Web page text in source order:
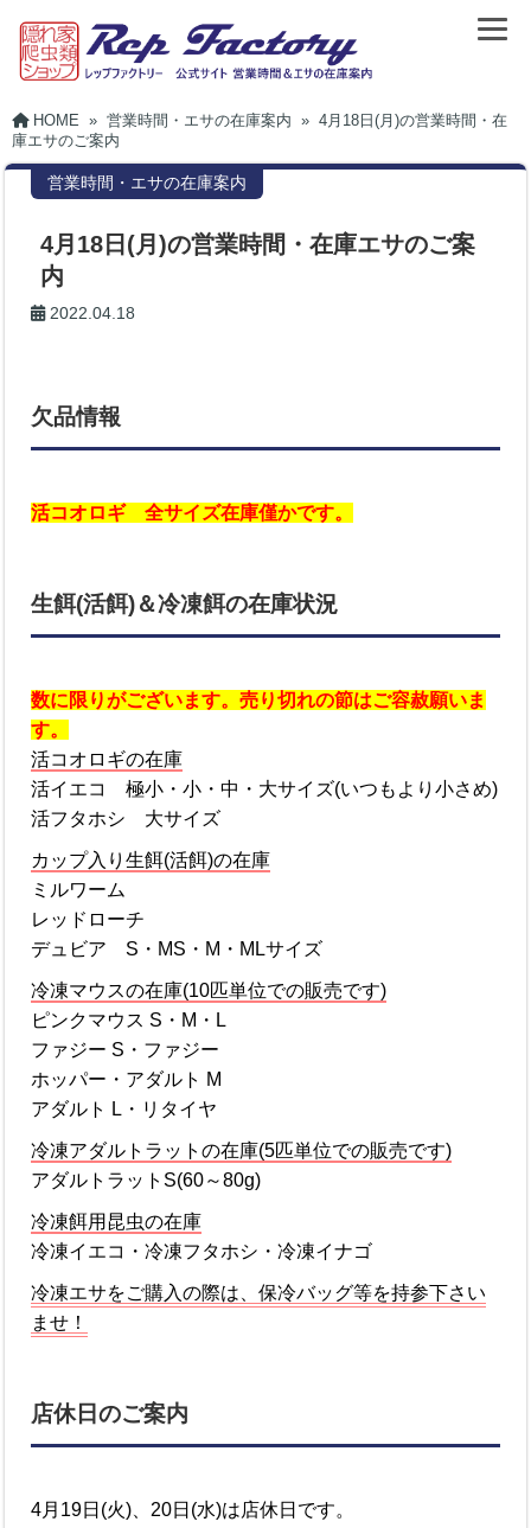
HOME » 営業時間・エサの在庫案内 » 4月18日(月)の営業時間・在
庫エサのご案内
営業時間・エサの在庫案内
4月18日(月)の営業時間・在庫エサのご案
内
2022.04.18
欠品情報
活コオロギ 全サイズ在庫僅かです。
生餌(活餌)＆冷凍餌の在庫状況
数に限りがございます。売り切れの節はご容赦願いま
す。
活コオロギの在庫
活イエコ 極小・小・中・大サイズ(いつもより小さめ)
活フタホシ 大サイズ
カップ入り生餌(活餌)の在庫
ミルワーム
レッドローチ
デュビア S・MS・M・MLサイズ
冷凍マウスの在庫(10匹単位での販売です)
ピンクマウス S・M・L
ファジー S・ファジー
ホッパー・アダルト M
アダルト L・リタイヤ
冷凍アダルトラットの在庫(5匹単位での販売です)
アダルトラットS(60～80g)
冷凍餌用昆虫の在庫
冷凍イエコ・冷凍フタホシ・冷凍イナゴ
冷凍エサをご購入の際は、保冷バッグ等を持参下さい
ませ！
店休日のご案内
4月19日(火)、20日(水)は店休日です。